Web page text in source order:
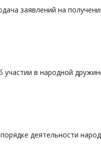
заявлений на
участии в народной
деятельности